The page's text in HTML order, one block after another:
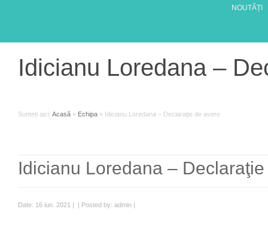
NOUTĂȚI
Idicianu Loredana –
Sunteți aici: Acasă » Echipa » Idicianu Loredana – Declaraţie de avere
Idicianu Loredana –
Date: 16 iun. 2021 | | Posted by: admin |